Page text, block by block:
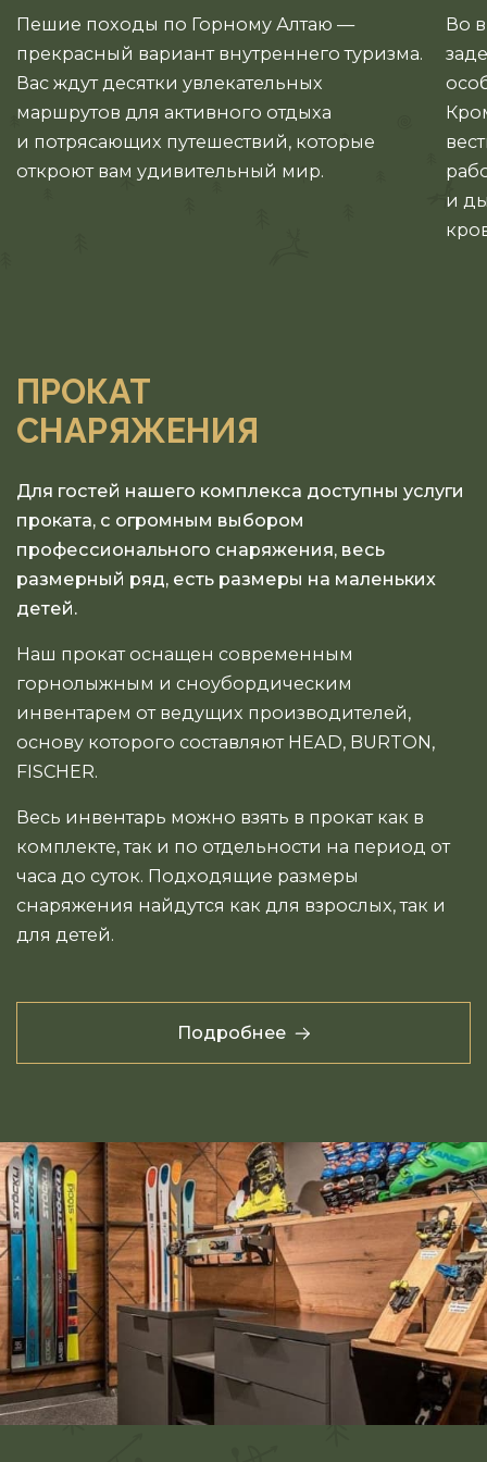
Пешие походы по Горному Алтаю —
прекрасный вариант внутреннего туризма.
Вас ждут десятки увлекательных
маршрутов для активного отдыха
и потрясающих путешествий, которые
откроют вам удивительный мир.
Во
и
ПРОКАТ
СНАРЯЖЕНИЯ
Для гостей нашего комплекса доступны услуги
проката, с огромным выбором
профессионального снаряжения, весь
размерный ряд, есть размеры на маленьких
детей.
Наш прокат оснащен современным
горнолыжным и сноубордическим
инвентарем от ведущих производителей,
основу которого составляют HEAD, BURTON,
FISCHER.
Весь инвентарь можно взять в прокат как в
комплекте, так и по отдельности на период от
часа до суток. Подходящие размеры
снаряжения найдутся как для взрослых, так и
для детей.
Подробнее